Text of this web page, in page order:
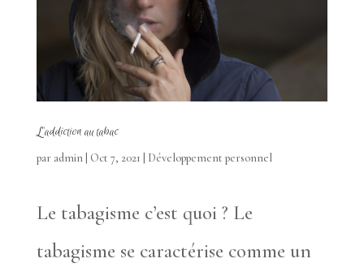
L’addiction au tabac
par admin| Oct 7, 2021 Développement personnel
Le tabagisme c’est quoi ? Le
tabagisme se caractérise comme un